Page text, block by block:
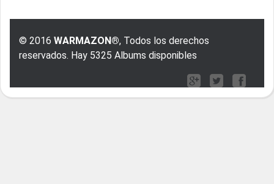
© 2016 WARMAZON®, Todos los derechos
reservados. Hay 5325 Albums disponibles